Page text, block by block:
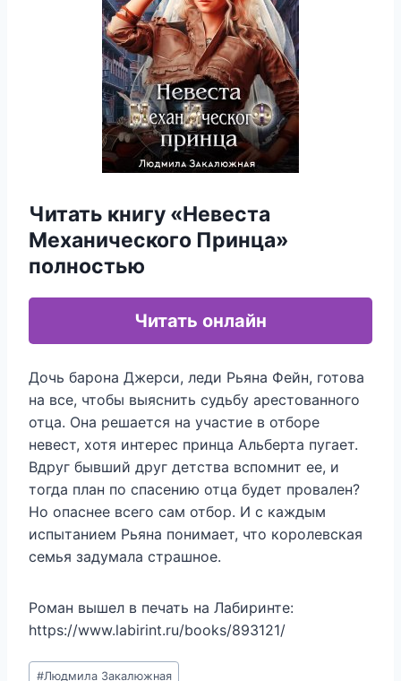
Читать книгу «Невеста
Механического Принца»
полностью
Читать онлайн
Дочь барона Джерси, леди Рьяна Фейн, готова
на все, чтобы выяснить судьбу арестованного
отца. Она решается на участие в отборе
невест, хотя интерес принца Альберта пугает.
Вдруг бывший друг детства вспомнит ее, и
тогда план по спасению отца будет провален?
Но опаснее всего сам отбор. И с каждым
испытанием Рьяна понимает, что королевская
семья задумала страшное.
Роман вышел в печать на Лабиринте:
https://www.labirint.ru/books/893121/
Метки
#Людмила Закалюжная